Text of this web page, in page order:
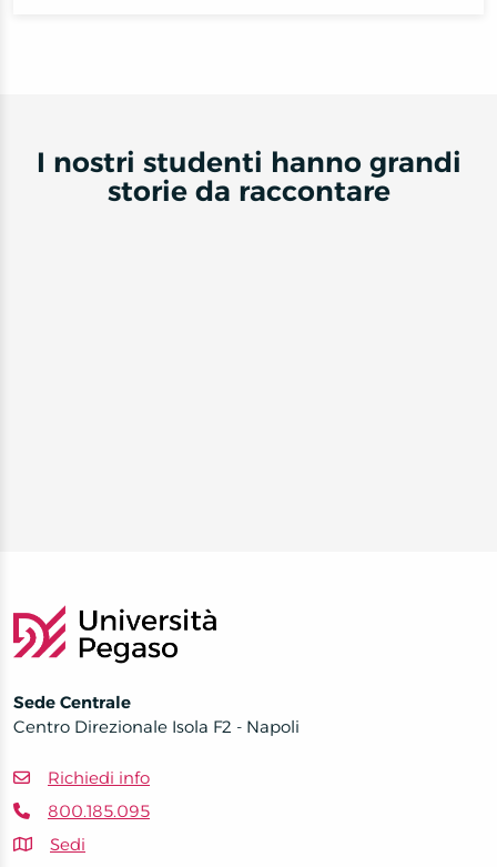
I nostri studenti hanno grandi
storie da raccontare
Sede Centrale
Centro Direzionale Isola F2 - Napoli
Richiedi info
800.185.095
Sedi